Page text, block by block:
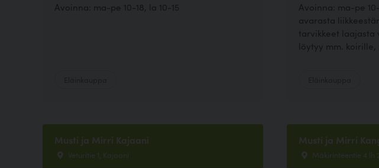
Avoinna: ma-pe 10-18, la 10-15
Avoinna: ma-pe
avarasta
tarvikkeet laajasta
löytyy mm. koirille,
Musti ja Mirri Kajaani
Veturitie 1, Kajaani
Musti ja Mirri
Mäkirinteentie 4 lh